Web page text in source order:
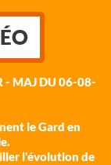
- MAJ DU 06-08-
le Gard en
l'évolution de